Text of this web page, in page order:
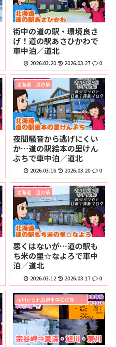
街中の道の駅・環境良さ
げ！道の駅あさひかわで
車中泊／道北
2026.03.20 2026.03.27 0
北海道 道の駅
夜間騒音から逃げにくい
か…道の駅絵本の里けん
ぶちで車中泊／道北
2026.03.16 2026.03.20 0
北海道 道の駅
悪くはないが…道の駅も
ち米の里☆なよろで車中
泊／道北
2026.03.12 2026.03.17 0
九州から北海道車中泊の旅・宗谷岬で年末年始2025⇒2026